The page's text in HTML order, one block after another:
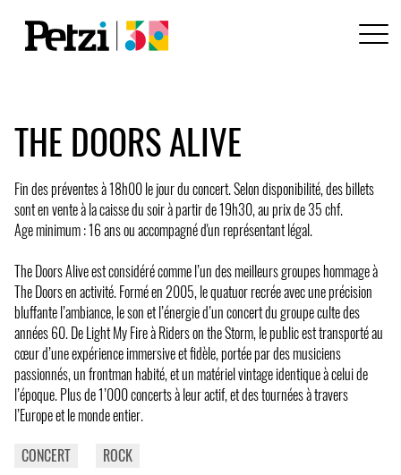
THE DOORS ALIVE
Fin des préventes à 18h00 le jour du concert. Selon disponibilité, des billets
sont en vente à la caisse du soir à partir de 19h30, au prix de 35 chf.
Age minimum : 16 ans ou accompagné d'un représentant légal.
The Doors Alive est considéré comme l’un des meilleurs groupes hommage à
The Doors en activité. Formé en 2005, le quatuor recrée avec une précision
bluffante l’ambiance, le son et l’énergie d’un concert du groupe culte des
années 60. De Light My Fire à Riders on the Storm, le public est transporté au
cœur d’une expérience immersive et fidèle, portée par des musiciens
passionnés, un frontman habité, et un matériel vintage identique à celui de
l’époque. Plus de 1’000 concerts à leur actif, et des tournées à travers
l’Europe et le monde entier.
CONCERT
ROCK